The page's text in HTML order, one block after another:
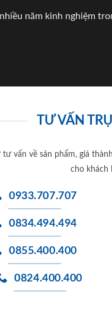
năm kinh nghiệm
TƯ VẤN
vấn về sản phẩm, giá
cho khách
0933.707.707
0834.494.494
0855.400.400
0824.400.400